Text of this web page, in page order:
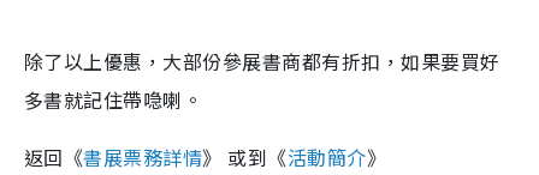
除了以上優惠，大部份參展書商都有折扣，如果要買好
多書就記住帶喼喇。
返回《書展票務詳情》 或到《活動簡介》